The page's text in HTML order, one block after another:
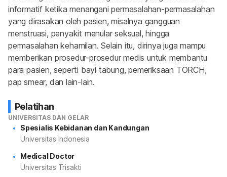
informatif ketika menangani permasalahan-permasalahan
yang dirasakan oleh pasien, misalnya gangguan
menstruasi, penyakit menular seksual, hingga
permasalahan kehamilan. Selain itu, dirinya juga mampu
memberikan prosedur-prosedur medis untuk membantu
para pasien, seperti bayi tabung, pemeriksaan TORCH,
pap smear, dan lain-lain.
Pelatihan
UNIVERSITAS DAN GELAR
Spesialis Kebidanan dan Kandungan
Universitas Indonesia
Medical Doctor
Universitas Trisakti